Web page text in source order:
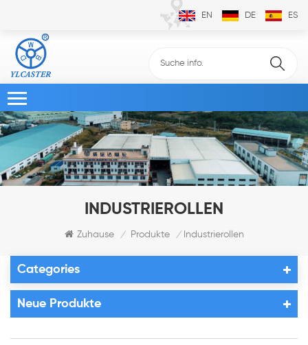
EN DE ES
INDUSTRIEROLLEN
Zuhause / Produkte / Industrierollen
Categories
Neue Produkte